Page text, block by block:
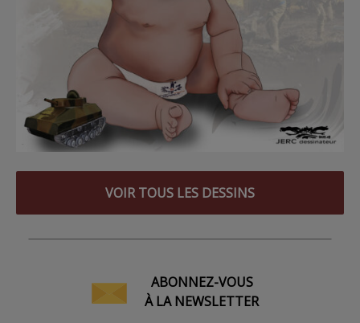
VOIR TOUS LES DESSINS
ABONNEZ-VOUS
À LA NEWSLETTER